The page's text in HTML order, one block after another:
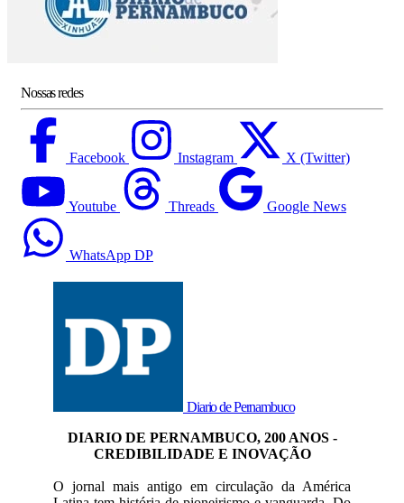
Nossas redes
Facebook Instagram X (Twitter)
Youtube Threads Google News
WhatsApp DP
Diario de Pernambuco
DIARIO DE PERNAMBUCO, 200 ANOS -
CREDIBILIDADE E INOVAÇÃO
O jornal mais antigo em circulação da América